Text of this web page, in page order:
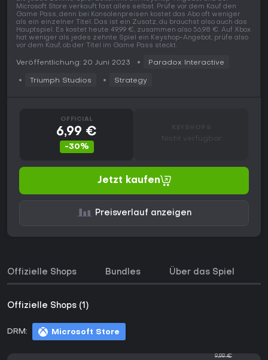
Microsoft Store verkauft fast alles selbst. Prüfe vor dem Kauf den
Game Pass, denn bei Konsolenpreisen kostet das Abo oft weniger
als ein einzelner Titel. Das ist ein Zusatz, du brauchst also auch das
Hauptspiel. Es kostet heute 49,99 €, zusammen also 56,98 €. Auf Xbox
hat weniger als jedes zehnte Spiel ein Keyshop-Angebot, prüfe also
vor dem Kauf, ob der Titel im Game Pass steckt.
Veröffentlichung: 20 Juni 2023 Paradox Interactive
Triumph Studios Strategy
OFFICIAL
6,99 €
-30%
Nicht verfügbar
Jetzt kaufen
Preisverlauf anzeigen
Offizielle Shops Bundles Über das Spiel
Offizielle Shops (1)
DRM: Microsoft Store
9,99 €